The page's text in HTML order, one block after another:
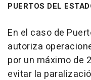
PUERTOS DEL
En el caso de
autoriza
por un máximo de
evitar la